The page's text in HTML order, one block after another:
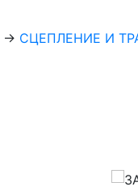
→ СЦЕПЛЕНИЕ И